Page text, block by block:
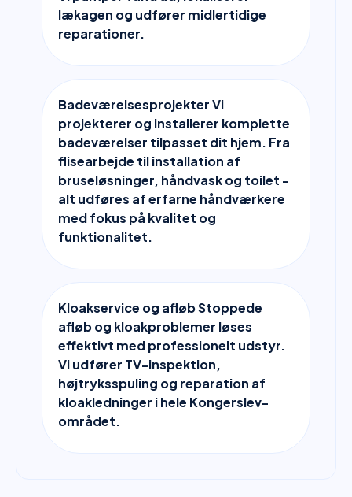
lækagen og udfører midlertidige
reparationer.
Badeværelsesprojekter Vi
projekterer og installerer komplette
badeværelser tilpasset dit hjem. Fra
flisearbejde til installation af
bruseløsninger, håndvask og toilet -
alt udføres af erfarne håndværkere
med fokus på kvalitet og
funktionalitet.
Kloakservice og afløb Stoppede
afløb og kloakproblemer løses
effektivt med professionelt udstyr.
Vi udfører TV-inspektion,
højtryksspuling og reparation af
kloakledninger i hele Kongerslev-
området.